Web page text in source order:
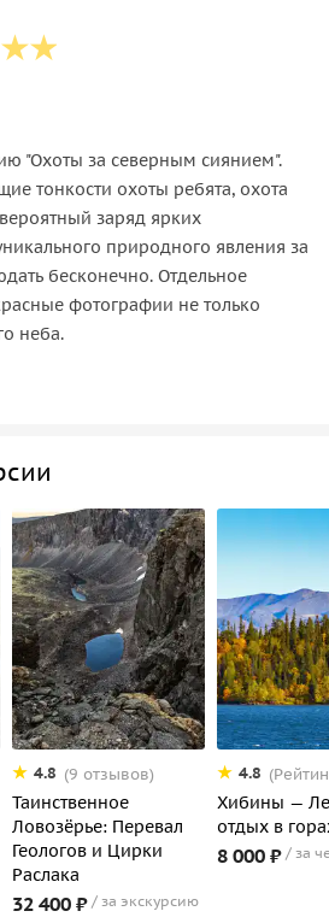
"Охоты за северным сиянием".
тонкости охоты ребята, охота
заряд ярких
природного явления за
бесконечно. Отдельное
фотографии не только
неба.
4.8 (9 отзывов)
Таинственное
Ловозёрье: Перевал
Геологов и Цирки
Раслака
32 400 ₽ за экскурсию
4.8
Хибины —
отдых в
8 000 ₽ за